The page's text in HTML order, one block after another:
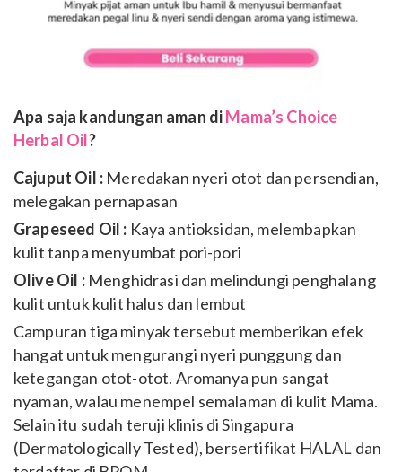
Apa saja kandungan aman diMama’s Choice
Herbal Oil?
Cajuput Oil : Meredakan nyeri otot dan persendian,
melegakan pernapasan
Grapeseed Oil : Kaya antioksidan, melembapkan
kulit tanpa menyumbat pori-pori
Olive Oil :Menghidrasi dan melindungi penghalang
kulit untuk kulit halus dan lembut
Campuran tiga minyak tersebut memberikan efek
hangat untuk mengurangi nyeri punggung dan
ketegangan otot-otot. Aromanya pun sangat
nyaman, walau menempel semalaman di kulit Mama.
Selain itu sudah teruji klinis di Singapura
(Dermatologically Tested), bersertifikat HALAL dan